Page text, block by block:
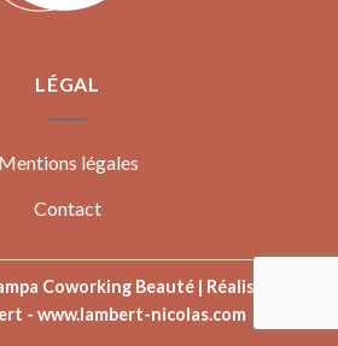
LÉGAL
Mentions légales
Contact
Coworking Beauté | Réalisé par
- www.lambert-nicolas.com